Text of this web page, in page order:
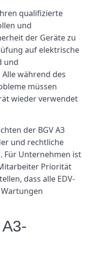
qualifizierte
und
der Geräte zu
auf elektrische
und
während des
müssen
wieder verwendet
der BGV A3
und rechtliche
Für Unternehmen ist
Priorität
dass alle EDV-